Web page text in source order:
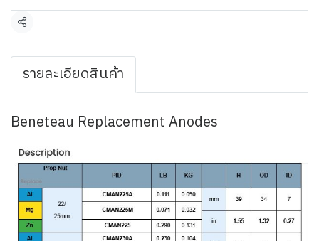
Share
รายละเอียดสินค้า
Beneteau Replacement Anodes